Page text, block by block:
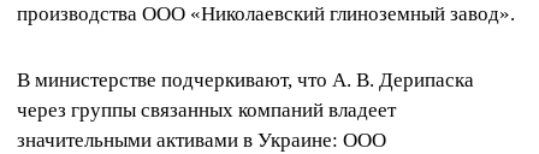
производства ООО «Николаевский глиноземный завод».
В министерстве подчеркивают, что А. В. Дерипаска
через группы связанных компаний владеет
значительными активами в Украине: ООО